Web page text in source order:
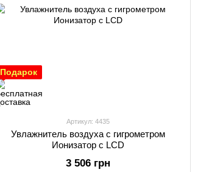
Подарок
Артикул: 4435
Увлажнитель воздуха с гигрометром
Ионизатор с LCD
3 506 грн